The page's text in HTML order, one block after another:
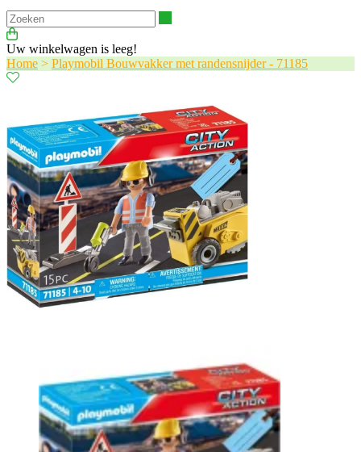
Uw winkelwagen is leeg!
Home > Playmobil Bouwvakker met randensnijder - 71185